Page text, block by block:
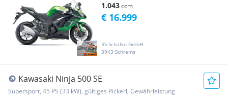
1.043ccm
RS Schalko GmbH
3943 Schrems
€ 16.999
Kawasaki Ninja 500 SE
Supersport, 45 PS (33 kW), gültiges Pickerl, Gewährleistung